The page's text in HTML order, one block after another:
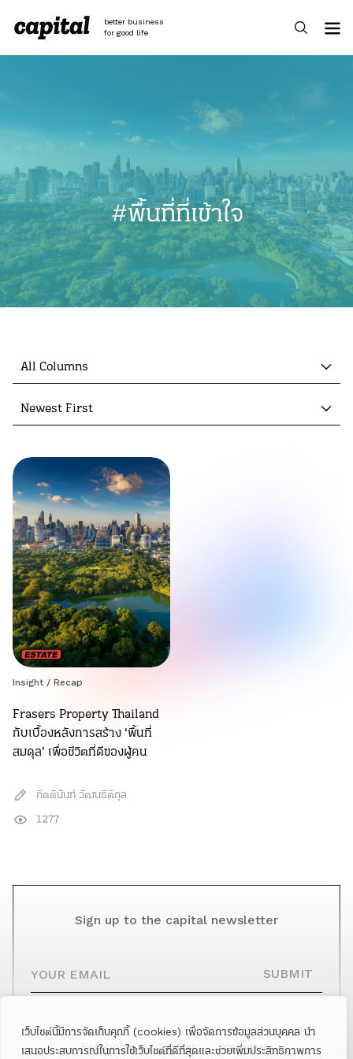
เว็บไซต์นี้มีการจัดเก็บคุกกี้ (cookies) เพื่อจัดการข้อมูลส่วนบุคคล นำ
เสนอประสบการณ์ในการใช้เว็บไซต์ที่ดีที่สุดและช่วยเพิ่มประสิทธิภาพการ
content
better business
for good life
#พื้นที่ที่เข้าใจ
All Columns
Newest First
Insight / Recap
Frasers Property Thailand
กับเบื้องหลังการสร้าง ‘พื้นที่
สมดุล’ เพื่อชีวิตที่ดีของผู้คน
กิตตินันท์ วัฒนธิติกุล
1277
Sign up to the capital newsletter
SUBMIT
Facebook Twitter Instagram